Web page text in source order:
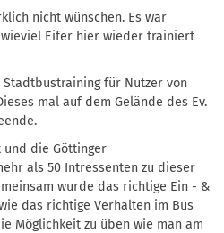
nicht wünschen. Es war
Eifer hier wieder trainiert
Stadtbustraining für Nutzer von
mal auf dem Gelände des Ev.
und die Göttinger
als 50 Intressenten zu dieser
wurde das richtige Ein - &
das richtige Verhalten im Bus
Möglichkeit zu üben wie man am